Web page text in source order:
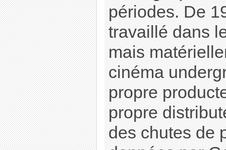
périodes. De
travaillé dans
mais
cinéma
propre
propre
des chutes de